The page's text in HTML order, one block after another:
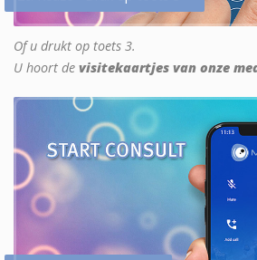
Of u drukt op toets 3.
U hoort de visitekaartjes van onze